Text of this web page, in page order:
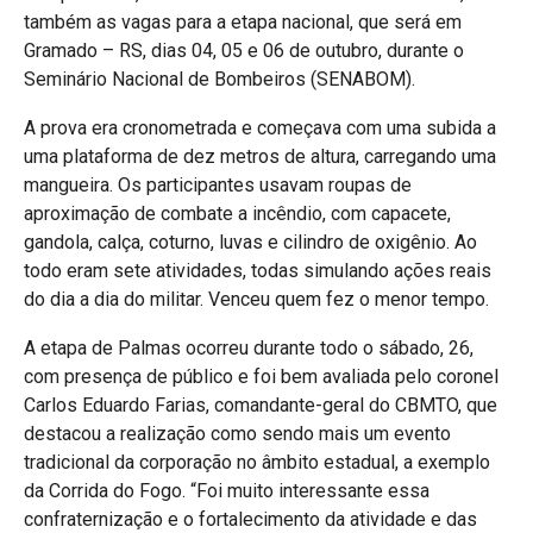
também as vagas para a etapa nacional, que será em
Gramado – RS, dias 04, 05 e 06 de outubro, durante o
Seminário Nacional de Bombeiros (SENABOM).
A prova era cronometrada e começava com uma subida a
uma plataforma de dez metros de altura, carregando uma
mangueira. Os participantes usavam roupas de
aproximação de combate a incêndio, com capacete,
gandola, calça, coturno, luvas e cilindro de oxigênio. Ao
todo eram sete atividades, todas simulando ações reais
do dia a dia do militar. Venceu quem fez o menor tempo.
A etapa de Palmas ocorreu durante todo o sábado, 26,
com presença de público e foi bem avaliada pelo coronel
Carlos Eduardo Farias, comandante-geral do CBMTO, que
destacou a realização como sendo mais um evento
tradicional da corporação no âmbito estadual, a exemplo
da Corrida do Fogo. “Foi muito interessante essa
confraternização e o fortalecimento da atividade e das